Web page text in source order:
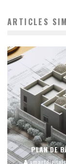
ARTICLES
PLAN DE